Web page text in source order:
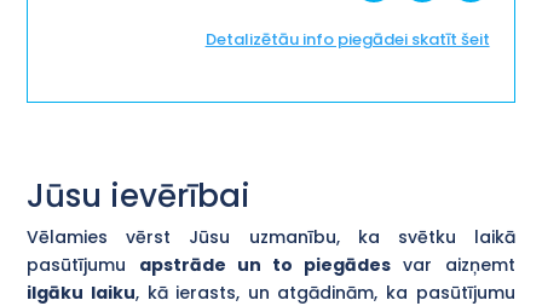
Detalizētāu info piegādei skatīt šeit
Jūsu ievērībai
Vēlamies vērst Jūsu uzmanību, ka svētku laikā
pasūtījumu apstrāde un to piegādes var aizņemt
ilgāku laiku, kā ierasts, un atgādinām, ka pasūtījumu